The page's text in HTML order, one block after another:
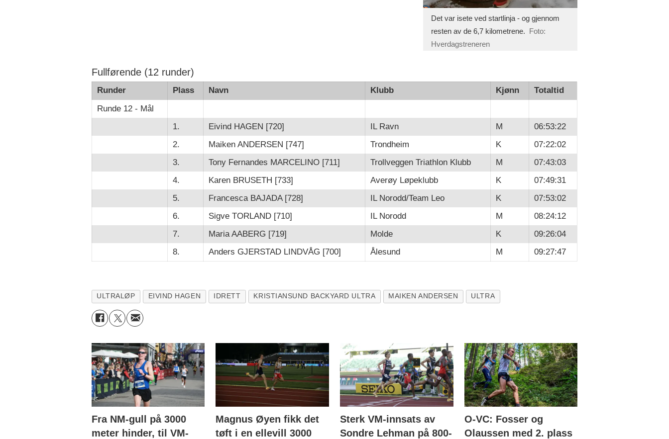
Det var isete ved startlinja - og gjennom
resten av de 6,7 kilometrene. Foto:
Hverdagstreneren
Fullførende (12 runder)
Runder Plass Navn Klubb Kjønn
Totaltid
Runde 12 - Mål
1.
Eivind HAGEN [720] IL Ravn M
06:53:22
2.
Maiken ANDERSEN [747] Trondheim K
07:22:02
3.
Tony Fernandes MARCELINO [711] Trollveggen Triathlon Klubb M
07:43:03
4.
Karen BRUSETH [733] Averøy Løpeklubb K
07:49:31
5.
Francesca BAJADA [728] IL Norodd/Team Leo K
07:53:02
6.
Sigve TORLAND [710] IL Norodd M
08:24:12
7.
Maria AABERG [719] Molde K
09:26:04
8.
Anders GJERSTAD LINDVÅG [700] Ålesund M 09:27:47
ULTRALØP EIVIND HAGEN IDRETT KRISTIANSUND BACKYARD ULTRA MAIKEN ANDERSEN ULTRA
Fra NM-gull på 3000
meter hinder, til VM-
Magnus Øyen fikk det
tøft i en ellevill 3000
Sterk VM-innsats av
Sondre Lehman på 800-
O-VC: Fosser og
Olaussen med 2. plass